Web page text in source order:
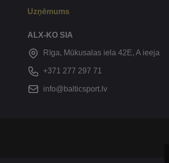
Uzņēmums
ALX-KO SIA
Rīga, Mūkusalas iela 42E, A ieeja
+371 277 297 71
info@balticsport.lv